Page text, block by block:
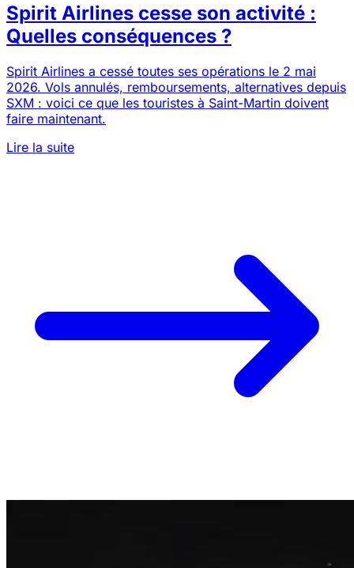
Spirit Airlines cesse son activité :
Quelles conséquences ?
Spirit Airlines a cessé toutes ses opérations le 2 mai
2026. Vols annulés, remboursements, alternatives depuis
SXM : voici ce que les touristes à Saint-Martin doivent
faire maintenant.
Lire la suite